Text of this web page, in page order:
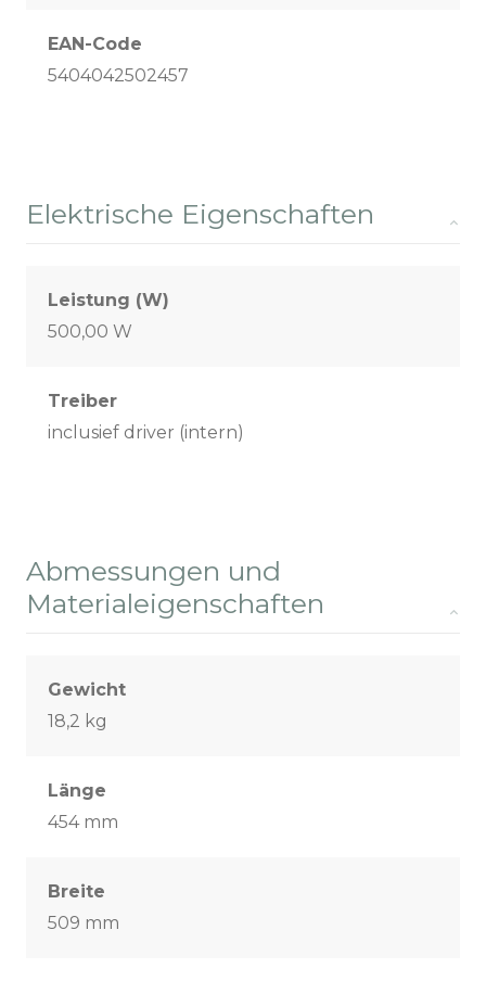
EAN-Code
5404042502457
Elektrische Eigenschaften
Leistung (W)
500,00 W
Treiber
inclusief driver (intern)
Abmessungen und
Materialeigenschaften
Gewicht
18,2 kg
Länge
454 mm
Breite
509 mm